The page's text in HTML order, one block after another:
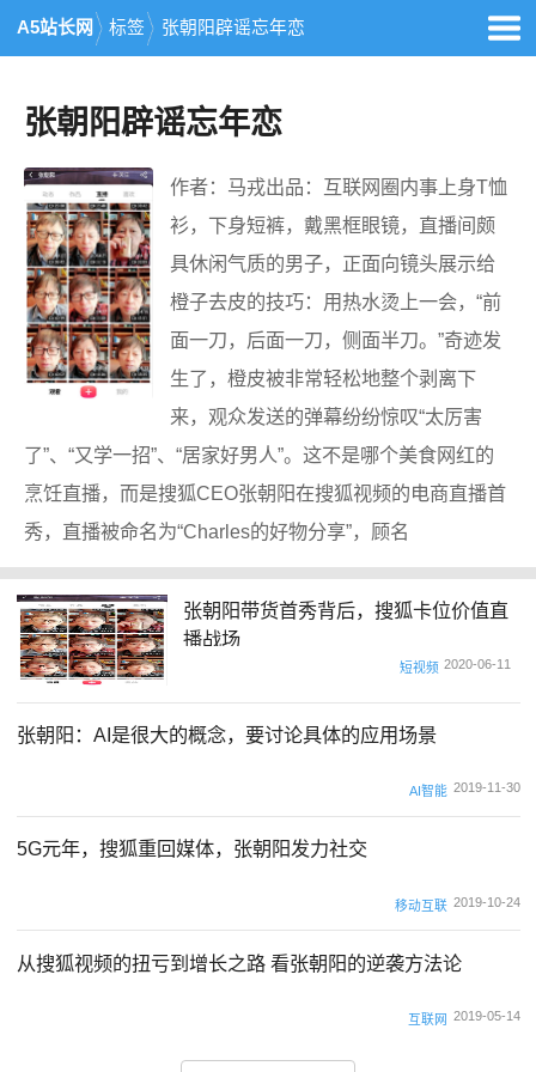
A5站长网 标签 张朝阳辟谣忘年恋
张朝阳辟谣忘年恋
作者：马戎出品：互联网圈内事上身T恤
衫，下身短裤，戴黑框眼镜，直播间颇
具休闲气质的男子，正面向镜头展示给
橙子去皮的技巧：用热水烫上一会，“前
面一刀，后面一刀，侧面半刀。”奇迹发
生了，橙皮被非常轻松地整个剥离下
来，观众发送的弹幕纷纷惊叹“太厉害
了”、“又学一招”、“居家好男人”。这不是哪个美食网红的
烹饪直播，而是搜狐CEO张朝阳在搜狐视频的电商直播首
秀，直播被命名为“Charles的好物分享”，顾名
张朝阳带货首秀背后，搜狐卡位价值直
播战场
短视频 2020-06-11
张朝阳：AI是很大的概念，要讨论具体的应用场景
AI智能 2019-11-30
5G元年，搜狐重回媒体，张朝阳发力社交
移动互联 2019-10-24
从搜狐视频的扭亏到增长之路 看张朝阳的逆袭方法论
互联网 2019-05-14